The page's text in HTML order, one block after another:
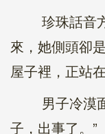
珍珠話音方
來，她側頭卻
屋子裡，正站
男子冷漠面
子，出事了。”